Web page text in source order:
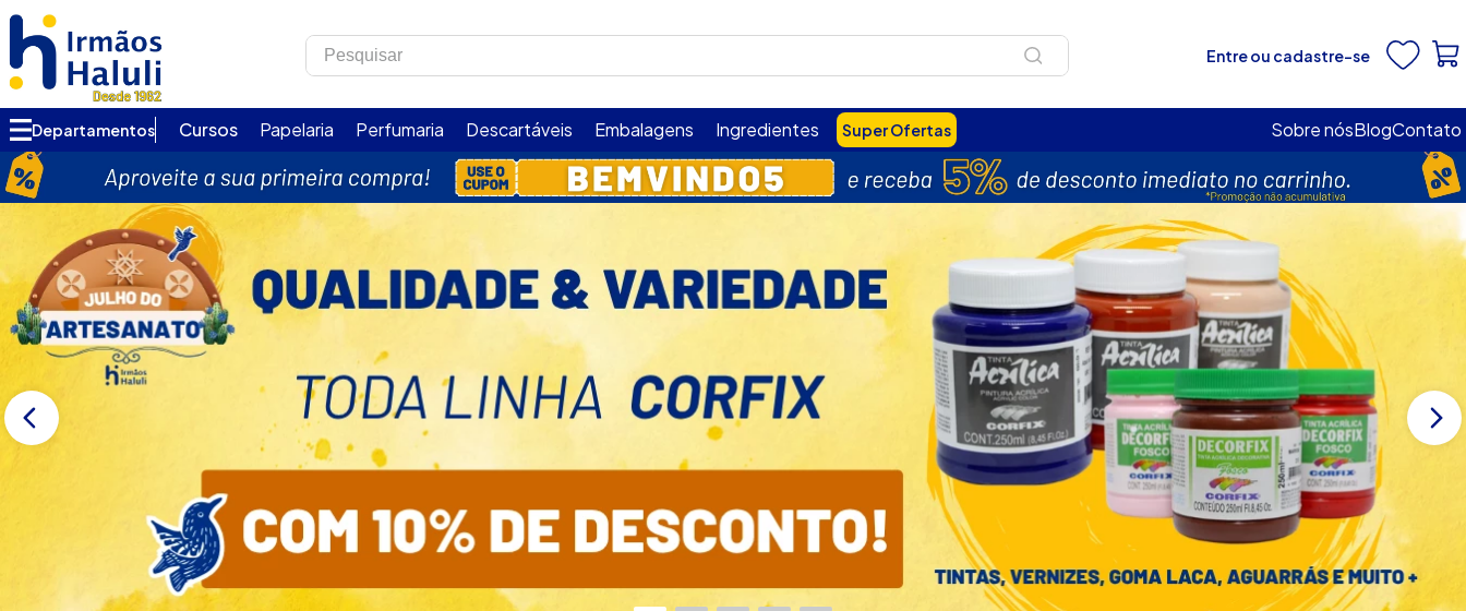
Pesquisar
Entre ou cadastre-se
Departamentos Cursos Papelaria Perfumaria Descartáveis Embalagens Ingredientes Super Ofertas Sobre nósBlogContato
2º verzzon
acrilex
º caixa
5º essência
6º via aroma
8º alumínio circular
9º melken
10º